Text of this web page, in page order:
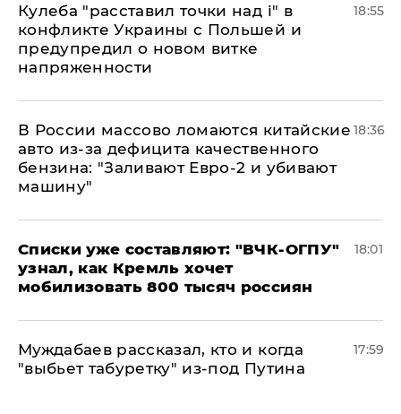
Кулеба "расставил точки над і" в
конфликте Украины с Польшей и
предупредил о новом витке
напряженности
18:55
В России массово ломаются китайские
авто из-за дефицита качественного
бензина: "Заливают Евро-2 и убивают
машину"
18:36
Списки уже составляют: "ВЧК-ОГПУ"
узнал, как Кремль хочет
мобилизовать 800 тысяч россиян
18:01
Муждабаев рассказал, кто и когда
"выбьет табуретку" из-под Путина
17:59